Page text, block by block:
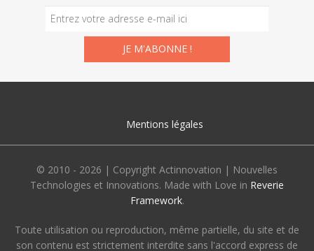
Mentions légales
© 2010 - 2026 | Copyright Actinnovation | Nouvelles
Technologies et Innovations. Made with Love in Reverie
Framework.
Toute utilisation ou reproduction, même partielle, du site et de
son contenu est strictement interdite sans l'accord express de